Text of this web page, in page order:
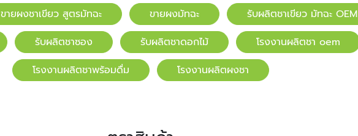
ขายผงชาเขียว สูตรมัทฉะ ขายผงมัทฉะ รับผลิตชาเขียว มัทฉะ OEM
รับผลิตชาซอง รับผลิตชาดอกไม้ โรงงานผลิตชา oem
โรงงานผลิตชาพร้อมดื่ม
โรงงานผลิตผงชา